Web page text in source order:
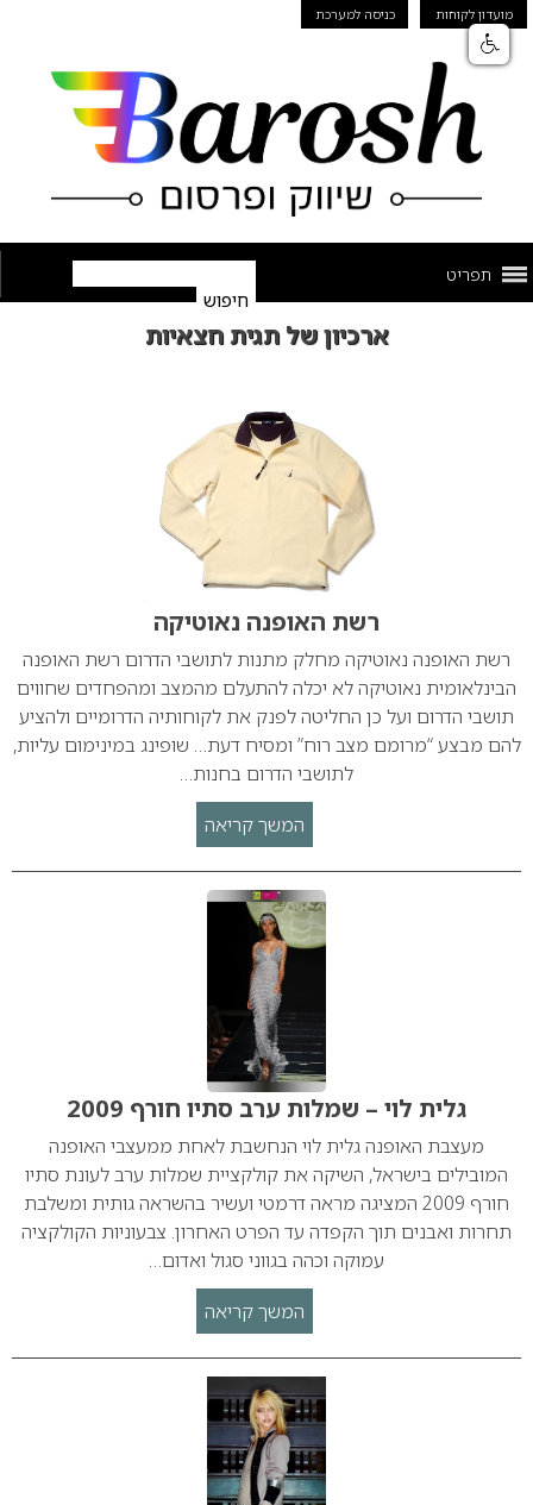
מועדון לקוחות כניסה למערכת
תפריט
ארכיון של תגית חצאיות
רשת האופנה נאוטיקה
רשת האופנה נאוטיקה מחלק מתנות לתושבי הדרום רשת האופנה
הבינלאומית נאוטיקה לא יכלה להתעלם מהמצב ומהפחדים שחווים
תושבי הדרום ועל כן החליטה לפנק את לקוחותיה הדרומיים ולהציע
להם מבצע “מרומם מצב רוח” ומסיח דעת… שופינג במינימום עליות,
לתושבי הדרום בחנות…
המשך קריאה
גלית לוי – שמלות ערב סתיו חורף 2009
מעצבת האופנה גלית לוי הנחשבת לאחת ממעצבי האופנה
המובילים בישראל, השיקה את קולקציית שמלות ערב לעונת סתיו
חורף 2009 המציגה מראה דרמטי ועשיר בהשראה גותית ומשלבת
תחרות ואבנים תוך הקפדה עד הפרט האחרון. צבעוניות הקולקציה
עמוקה וכהה בגווני סגול ואדום…
המשך קריאה